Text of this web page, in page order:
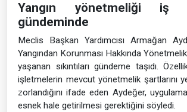
Yangın yönetmeliği iş
gündeminde
Meclis Başkan Yardımcısı Armağan
Yangından Korunması Hakkında
yaşanan sıkıntıları gündeme taşıdı.
işletmelerin mevcut yönetmelik şartlarını
zorlandığını ifade eden Aydeğer,
esnek hale getirilmesi gerektiğini söyledi.